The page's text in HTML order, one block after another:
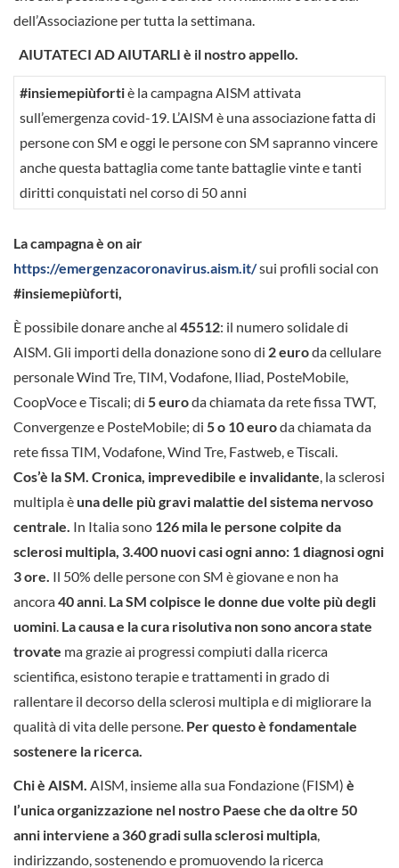
dell’Associazione per tutta la settimana.
AIUTATECI AD AIUTARLI è il nostro appello.
#insiemepiùfortiè la campagna AISM attivata
sull’emergenza covid-19. L’AISM è una associazione fatta di
persone con SM e oggi le persone con SM sapranno vincere
anche questa battaglia come tante battaglie vinte e tanti
diritti conquistati nel corso di 50 anni
La campagna è on air
https://emergenzacoronavirus.aism.it/sui profili social con
#insiemepiùforti,
È possibile donare anche al 45512: il numero solidale di
AISM. Gli importi della donazione sono di 2 euroda cellulare
personale Wind Tre, TIM, Vodafone, Iliad, PosteMobile,
CoopVoce e Tiscali; di 5 euroda chiamata da rete fissa TWT,
Convergenze e PosteMobile; di 5 o 10 euroda chiamata da
rete fissa TIM, Vodafone, Wind Tre, Fastweb, e Tiscali.
Cos’è la SM . Cronica, imprevedibile e invalidante , la sclerosi
multipla è una delle più gravi malattie del sistema nervoso
centrale. In Italia sono 126 mila le persone colpite da
sclerosi multipla, 3.400 nuovi casi ogni anno: 1 diagnosi ogni
3 ore. Il 50% delle persone con SM è giovane e non ha
ancora40 anni La SM colpisce le donne due volte più degli
uomini La causa e la cura risolutiva non sono ancora state
trovate ma grazie ai progressi compiuti dalla ricerca
scientifica, esistono terapie e trattamenti in grado di
rallentare il decorso della sclerosi multipla e di migliorare la
qualità di vita delle persone. Per questo è fondamentale
sostenere la ricerca.
Chi è AISM. AISM, insieme alla sua Fondazione (FISM) è
l’unica organizzazione nel nostro Paese che da oltre 50
anni interviene a 360 gradi sulla sclerosi multipla
indirizzando, sostenendo e promuovendo la ricerca